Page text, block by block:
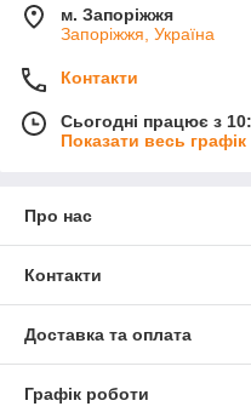
м. Запоріжжя
Запоріжжя, Україна
Контакти
Сьогодні працює з
Показати весь
Про нас
Контакти
Доставка та оплата
Графік роботи